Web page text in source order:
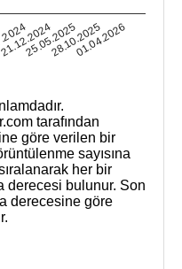
25.05.2025
28.10.2025
01.04.2026
tarafından
göre verilen bir
sayısına
her bir
derecesi bulunur. Son
derecesine göre